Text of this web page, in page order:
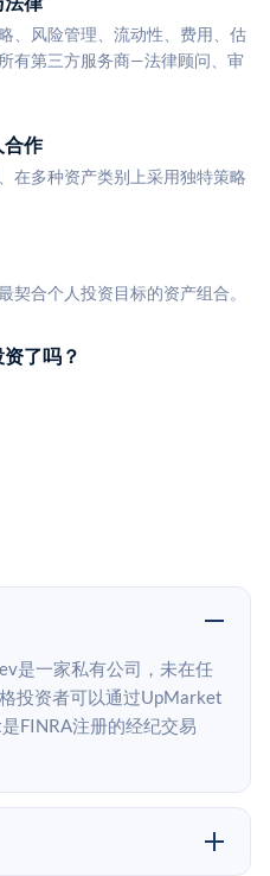
、风险管理、流动性、费用、估
有第三方服务商—法律顾问、审
合作
在多种资产类别上采用独特策略
契合个人投资目标的资产组合。
了吗？
是一家私有公司，未在任
投资者可以通过UpMarket
FINRA注册的经纪交易